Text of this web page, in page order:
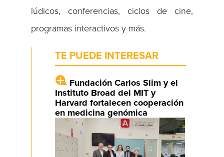
lúdicos, conferencias, ciclos de cine,
programas interactivos y más.
TE PUEDE INTERESAR
Fundación Carlos Slim y el
Instituto Broad del MIT y
Harvard fortalecen cooperación
en medicina genómica